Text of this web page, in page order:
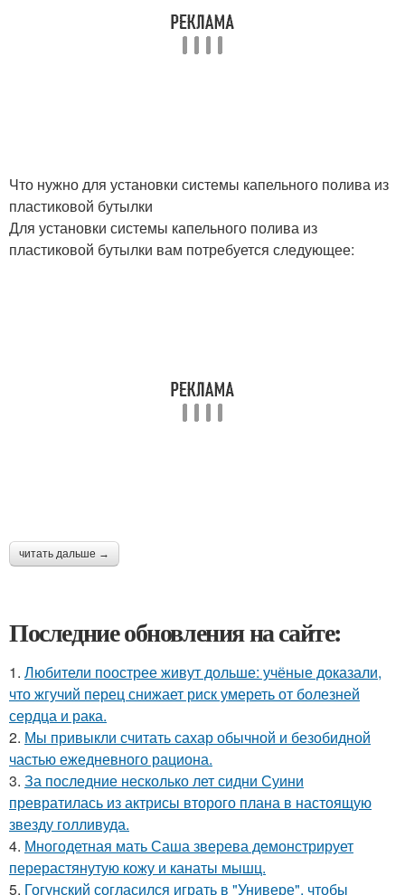
Что нужно для установки системы капельного полива из
пластиковой бутылки
Для установки системы капельного полива из
пластиковой бутылки вам потребуется следующее:
читать дальше →
Последние обновления на сайте:
1. Любители поострее живут дольше: учёные доказали,
что жгучий перец снижает риск умереть от болезней
сердца и рака.
2. Мы привыкли считать сахар обычной и безобидной
частью ежедневного рациона.
3. За последние несколько лет сидни Суини
превратилась из актрисы второго плана в настоящую
звезду голливуда.
4. Многодетная мать Саша зверева демонстрирует
перерастянутую кожу и канаты мышц.
5. Гогунский согласился играть в "Универе", чтобы